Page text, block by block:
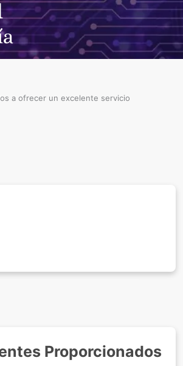
a ofrecer un excelente servicio
Proporcionados